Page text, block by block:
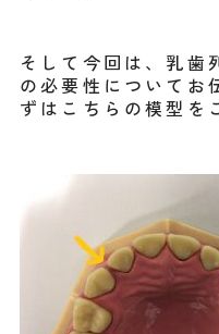
そして今回は、乳歯
の必要性についてお
ずはこちらの模型を